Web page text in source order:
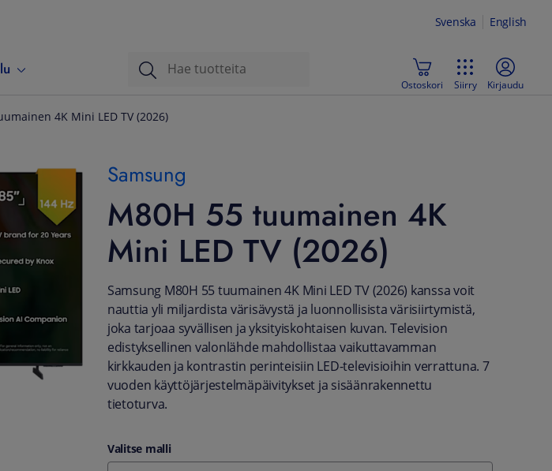
Svenska English
Ostoskori Siirry Kirjaudu
4K Mini LED TV (2026)
Samsung
M80H 55 tuumainen 4K
Mini LED TV (2026)
Samsung M80H 55 tuumainen 4K Mini LED TV (2026) kanssa voit
nauttia yli miljardista värisävystä ja luonnollisista värisiirtymistä,
joka tarjoaa syvällisen ja yksityiskohtaisen kuvan. Television
edistyksellinen valonlähde mahdollistaa vaikuttavamman
kirkkauden ja kontrastin perinteisiin LED-televisioihin verrattuna. 7
vuoden käyttöjärjestelmäpäivitykset ja sisäänrakennettu
tietoturva.
Valitse malli